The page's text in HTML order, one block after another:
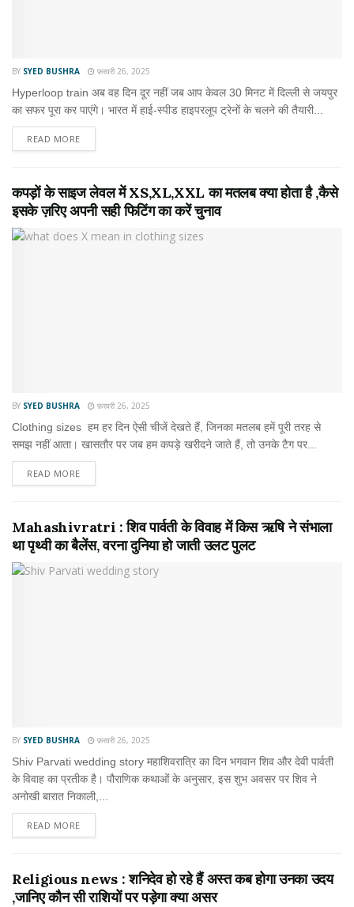
BY SYED BUSHRA फ़रवरी 26, 2025
Hyperloop train अब वह दिन दूर नहीं जब आप केवल 30 मिनट में दिल्ली से जयपुर
का सफर पूरा कर पाएंगे। भारत में हाई-स्पीड हाइपरलूप ट्रेनों के चलने की तैयारी...
READ MORE
कपड़ों के साइज लेवल में XS,XL,XXL का मतलब क्या होता है ,कैसे
इसके ज़रिए अपनी सही फिटिंग का करें चुनाव
BY SYED BUSHRA फ़रवरी 26, 2025
Clothing sizes हम हर दिन ऐसी चीजें देखते हैं, जिनका मतलब हमें पूरी तरह से
समझ नहीं आता। खासतौर पर जब हम कपड़े खरीदने जाते हैं, तो उनके टैग पर...
READ MORE
Mahashivratri : शिव पार्वती के विवाह में किस ऋषि ने संभाला
था पृथ्वी का बैलेंस, वरना दुनिया हो जाती उलट पुलट
BY SYED BUSHRA फ़रवरी 26, 2025
Shiv Parvati wedding story महाशिवरात्रि का दिन भगवान शिव और देवी पार्वती
के विवाह का प्रतीक है। पौराणिक कथाओं के अनुसार, इस शुभ अवसर पर शिव ने
अनोखी बारात निकाली,...
READ MORE
Religious news : शनिदेव हो रहे हैं अस्त कब होगा उनका उदय
,जानिए कौन सी राशियों पर पड़ेगा क्या असर